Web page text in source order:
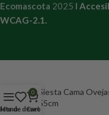
Ecomascota 2025 I
WCAG-2.1.
Siesta Cama
55cm
Menúde deseos
0
Cart